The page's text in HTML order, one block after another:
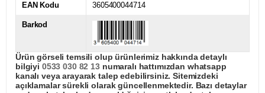
EAN Kodu 3605400044714
Barkod
Ürün görseli temsili olup ürünlerimiz hakkında detaylı
bilgiyi 0533 030 82 13numaralı hattımızdan whatsapp
kanalı veya arayarak talep edebilirsiniz. Sitemizdeki
açıklamalar sürekli olarak güncellenmektedir. Bazı detaylar